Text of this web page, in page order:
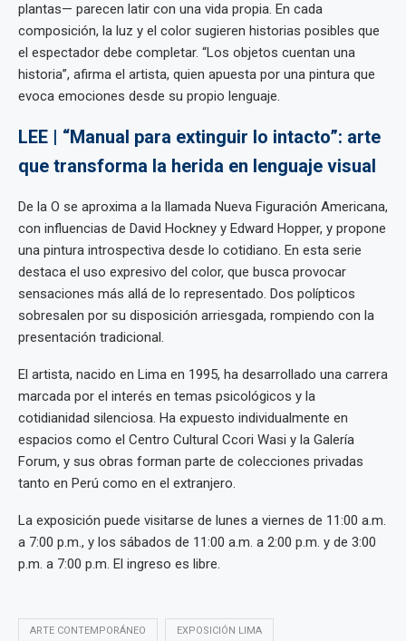
plantas— parecen latir con una vida propia. En cada
composición, la luz y el color sugieren historias posibles que
el espectador debe completar. “Los objetos cuentan una
historia”, afirma el artista, quien apuesta por una pintura que
evoca emociones desde su propio lenguaje.
LEE | “Manual para extinguir lo intacto”: arte
que transforma la herida en lenguaje visual
De la O se aproxima a la llamada Nueva Figuración Americana,
con influencias de David Hockney y Edward Hopper, y propone
una pintura introspectiva desde lo cotidiano. En esta serie
destaca el uso expresivo del color, que busca provocar
sensaciones más allá de lo representado. Dos polípticos
sobresalen por su disposición arriesgada, rompiendo con la
presentación tradicional.
El artista, nacido en Lima en 1995, ha desarrollado una carrera
marcada por el interés en temas psicológicos y la
cotidianidad silenciosa. Ha expuesto individualmente en
espacios como el Centro Cultural Ccori Wasi y la Galería
Forum, y sus obras forman parte de colecciones privadas
tanto en Perú como en el extranjero.
La exposición puede visitarse de lunes a viernes de 11:00 a.m.
a 7:00 p.m., y los sábados de 11:00 a.m. a 2:00 p.m. y de 3:00
p.m. a 7:00 p.m. El ingreso es libre.
ARTE CONTEMPORÁNEO EXPOSICIÓN LIMA